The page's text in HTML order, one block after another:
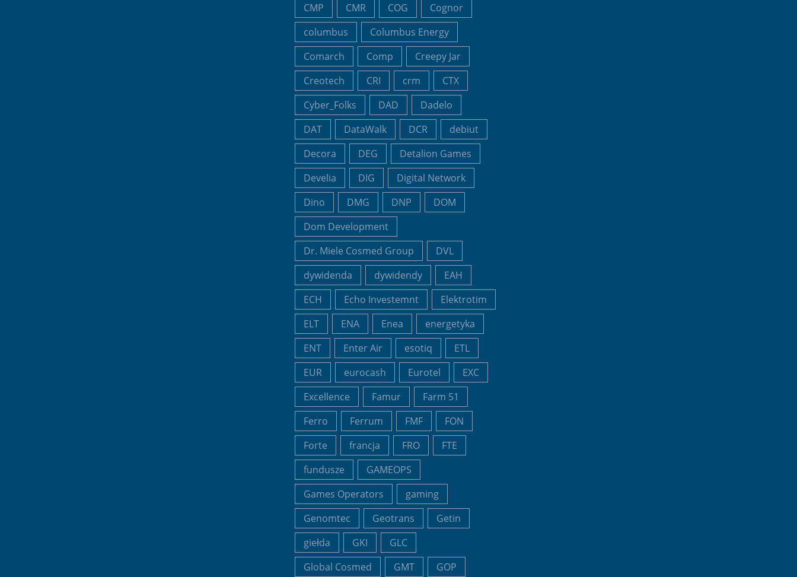
CMP
CMR COG
Cognor
columbus
Columbus Energy
Comarch
Comp
Creepy Jar
Creotech
CRI crm
CTX
Cyber_Folks
DAD
Dadelo
DAT
DataWalk DCR
debiut
Decora
DEG
Detalion Games
Develia
DIG
Digital Network
Dino
DMG DNP
DOM
Dom Development
Dr. Miele Cosmed Group
DVL
dywidenda
dywidendy
EAH
ECH
Echo Investemnt
Elektrotim
ELT
ENA Enea
energetyka
ENT
Enter Air esotiq
ETL
EUR
eurocash Eurotel
EXC
Excellence
Famur
Farm 51
Ferro
Ferrum FMF
FON
Forte
francja FRO
FTE
fundusze
GAMEOPS
Games Operators
gaming
Genomtec
Geotrans
Getin
giełda
GKI
GLC
Global Cosmed
GMT GOP